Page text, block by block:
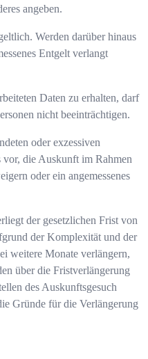
angeben.
Werden darüber hinaus
Entgelt verlangt
Daten zu erhalten, darf
nicht beeinträchtigen.
oder exzessiven
die Auskunft im Rahmen
oder ein angemessenes
der gesetzlichen Frist von
der Komplexität und der
weitere Monate verlängern,
über die Fristverlängerung
des Auskunftsgesuch
Gründe für die Verlängerung